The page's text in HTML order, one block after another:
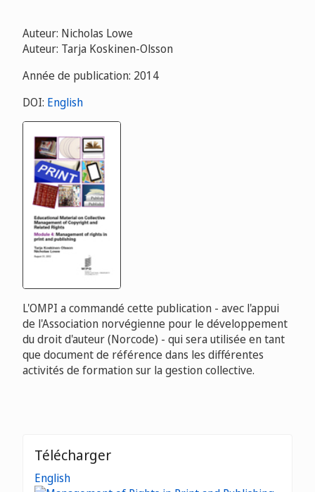
Auteur: Nicholas Lowe
Auteur: Tarja Koskinen-Olsson
Année de publication: 2014
DOI: English
L'OMPI a commandé cette publication - avec l'appui
de l'Association norvégienne pour le développement
du droit d'auteur (Norcode) - qui sera utilisée en tant
que document de référence dans les différentes
activités de formation sur la gestion collective.
Télécharger
English